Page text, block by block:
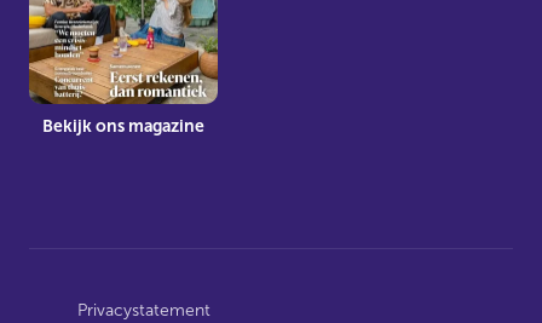
Bekijk ons magazine
Privacystatement